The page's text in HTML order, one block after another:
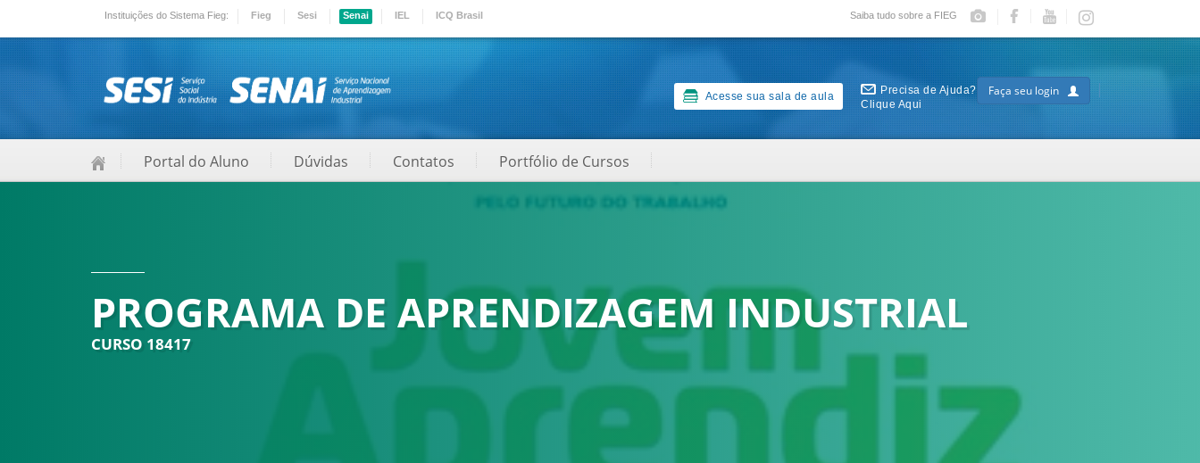
Instituições do Sistema Fieg: Fieg Sesi Senai IEL ICQ Brasil Saiba tudo sobre a FIEG
Acesse sua sala de aula
Precisa de Ajuda?
Clique Aqui
Faça seu login
Portal do Aluno Dúvidas Contatos Portfólio de Cursos
PROGRAMA DE APRENDIZAGEM INDUSTRIAL
CURSO 18417